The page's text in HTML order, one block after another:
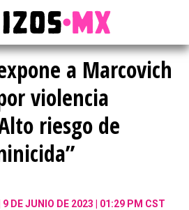
a Marcovich
violencia
riesgo de
9 DE JUNIO DE 2023 | 01:29 PM CST